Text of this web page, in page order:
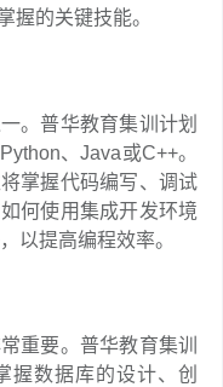
握的关键技能。
。普华教育集训计划
、Java或C++。
掌握代码编写、调试
何使用集成开发环境
以提高编程效率。
重要。普华教育集训
握数据库的设计、创